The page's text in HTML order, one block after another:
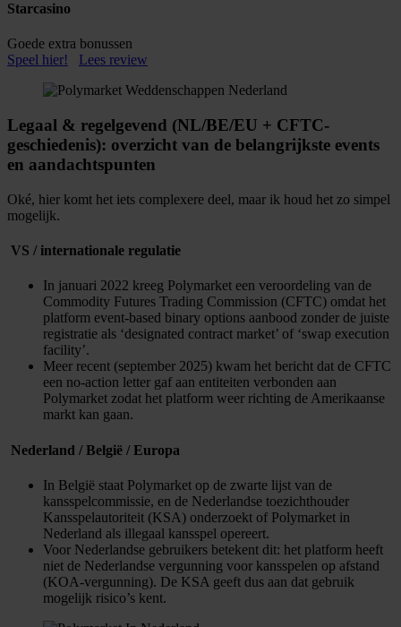
Starcasino
Goede extra bonussen
Speel hier!
Lees review
Legaal & regelgevend (NL/BE/EU + CFTC-
geschiedenis): overzicht van de belangrijkste events
en aandachtspunten
Oké, hier komt het iets complexere deel, maar ik houd het zo simpel
mogelijk.
​ VS / internationale regulatie
In januari 2022 kreeg Polymarket een veroordeling van de
Commodity Futures Trading Commission (CFTC) omdat het
platform event-based binary options aanbood zonder de juiste
registratie als ‘designated contract market’ of ‘swap execution
facility’.
Meer recent (september 2025) kwam het bericht dat de CFTC
een no-action letter gaf aan entiteiten verbonden aan
Polymarket zodat het platform weer richting de Amerikaanse
markt kan gaan.
​ Nederland / België / Europa
In België staat Polymarket op de zwarte lijst van de
kansspelcommissie, en de Nederlandse toezichthouder
Kansspelautoriteit (KSA) onderzoekt of Polymarket in
Nederland als illegaal kansspel opereert.
Voor Nederlandse gebruikers betekent dit: het platform heeft
niet de Nederlandse vergunning voor kansspelen op afstand
(KOA-vergunning). De KSA geeft dus aan dat gebruik
mogelijk risico’s kent.